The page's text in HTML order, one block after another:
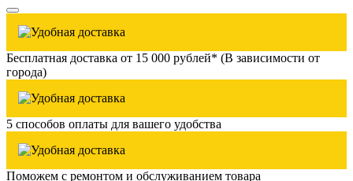
Бесплатная доставка от 15 000 рублей* (В зависимости от
города)
5 способов оплаты для вашего удобства
Поможем с ремонтом и обслуживанием товара